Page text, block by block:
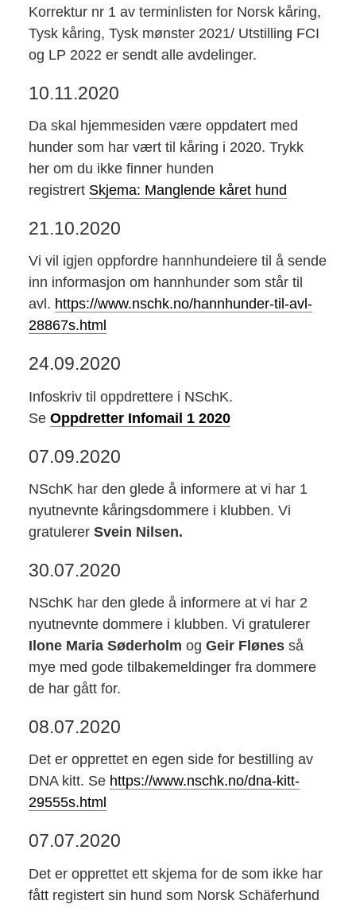
Korrektur nr 1 av terminlisten for Norsk kåring,
Tysk kåring, Tysk mønster 2021/ Utstilling FCI
og LP 2022 er sendt alle avdelinger.
10.11.2020
Da skal hjemmesiden være oppdatert med
hunder som har vært til kåring i 2020. Trykk
her om du ikke finner hunden
registrert Skjema: Manglende kåret hund
21.10.2020
Vi vil igjen oppfordre hannhundeiere til å sende
inn informasjon om hannhunder som står til
avl. https://www.nschk.no/hannhunder-til-avl-
28867s.html
24.09.2020
Infoskriv til oppdrettere i NSchK.
Se Oppdretter Infomail 1 2020
07.09.2020
NSchK har den glede å informere at vi har 1
nyutnevnte kåringsdommere i klubben. Vi
gratulerer Svein Nilsen.
30.07.2020
NSchK har den glede å informere at vi har 2
nyutnevnte dommere i klubben. Vi gratulerer
Ilone Maria Søderholm og Geir Flønesså
mye med gode tilbakemeldinger fra dommere
de har gått for.
08.07.2020
Det er opprettet en egen side for bestilling av
DNA kitt. Se https://www.nschk.no/dna-kitt-
29555s.html
07.07.2020
Det er opprettet ett skjema for de som ikke har
fått registert sin hund som Norsk Schäferhund